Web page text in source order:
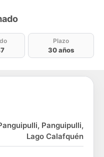
Plazo
30 años
Panguipulli,
Lago Calafquén